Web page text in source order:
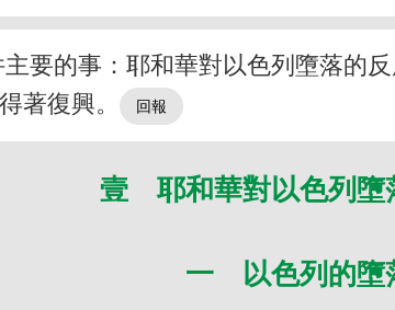
要的事：耶和華對以色列墮落的
著復興。
壹 耶和華對以色列墮
一 以色列的墮